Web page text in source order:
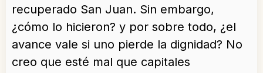
recuperado San Juan. Sin embargo,
¿cómo lo hicieron? y por sobre todo, ¿el
avance vale si uno pierde la dignidad? No
creo que esté mal que capitales